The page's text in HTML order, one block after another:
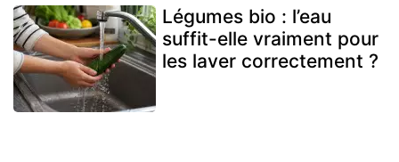
Légumes bio : l’eau
suffit-elle vraiment pour
les laver correctement ?